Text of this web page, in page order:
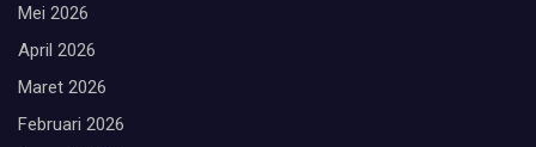
Mei 2026
April 2026
Maret 2026
Februari 2026